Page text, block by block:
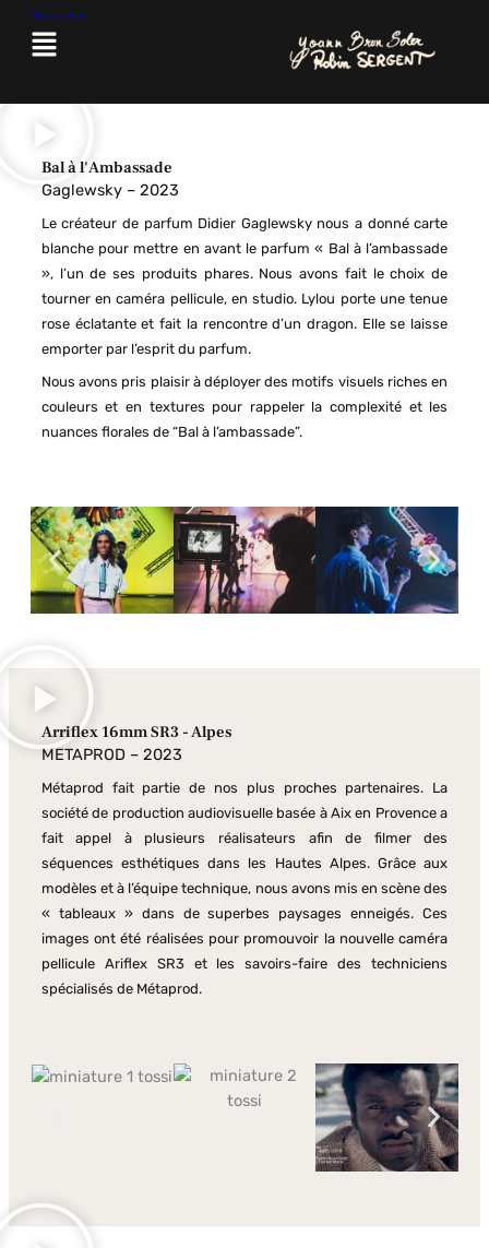
Aller
contenu
Menu
Bal à l'Ambassade
Gaglewsky – 2023
Le créateur de parfum Didier Gaglewsky nous a donné carte
blanche pour mettre en avant le parfum « Bal à l’ambassade
», l’un de ses produits phares. Nous avons fait le choix de
tourner en caméra pellicule, en studio. Lylou porte une tenue
rose éclatante et fait la rencontre d’un dragon. Elle se laisse
emporter par l’esprit du parfum.
Nous avons pris plaisir à déployer des motifs visuels riches en
couleurs et en textures pour rappeler la complexité et les
nuances florales de “Bal à l’ambassade”.
Arriflex 16mm SR3 - Alpes
METAPROD – 2023
Métaprod fait partie de nos plus proches partenaires. La
société de production audiovisuelle basée à Aix en Provence a
fait appel à plusieurs réalisateurs afin de filmer des
séquences esthétiques dans les Hautes Alpes. Grâce aux
modèles et à l’équipe technique, nous avons mis en scène des
« tableaux » dans de superbes paysages enneigés. Ces
images ont été réalisées pour promouvoir la nouvelle caméra
pellicule Ariflex SR3 et les savoirs-faire des techniciens
spécialisés de Métaprod.